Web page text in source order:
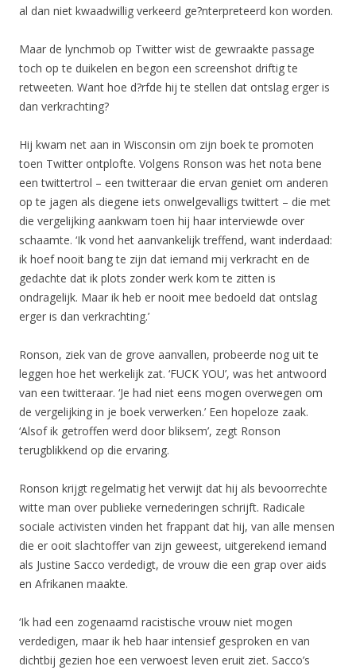
al dan niet kwaadwillig verkeerd ge?nterpreteerd kon worden.
Maar de lynchmob op Twitter wist de gewraakte passage
toch op te duikelen en begon een screenshot driftig te
retweeten. Want hoe d?rfde hij te stellen dat ontslag erger is
dan verkrachting?
Hij kwam net aan in Wisconsin om zijn boek te promoten
toen Twitter ontplofte. Volgens Ronson was het nota bene
een twittertrol – een twitteraar die ervan geniet om anderen
op te jagen als diegene iets onwelgevalligs twittert – die met
die vergelijking aankwam toen hij haar interviewde over
schaamte. ‘Ik vond het aanvankelijk treffend, want inderdaad:
ik hoef nooit bang te zijn dat iemand mij verkracht en de
gedachte dat ik plots zonder werk kom te zitten is
ondragelijk. Maar ik heb er nooit mee bedoeld dat ontslag
erger is dan verkrachting.’
Ronson, ziek van de grove aanvallen, probeerde nog uit te
leggen hoe het werkelijk zat. ‘FUCK YOU’, was het antwoord
van een twitteraar. ‘Je had niet eens mogen overwegen om
de vergelijking in je boek verwerken.’ Een hopeloze zaak.
‘Alsof ik getroffen werd door bliksem’, zegt Ronson
terugblikkend op die ervaring.
Ronson krijgt regelmatig het verwijt dat hij als bevoorrechte
witte man over publieke vernederingen schrijft. Radicale
sociale activisten vinden het frappant dat hij, van alle mensen
die er ooit slachtoffer van zijn geweest, uitgerekend iemand
als Justine Sacco verdedigt, de vrouw die een grap over aids
en Afrikanen maakte.
‘Ik had een zogenaamd racistische vrouw niet mogen
verdedigen, maar ik heb haar intensief gesproken en van
dichtbij gezien hoe een verwoest leven eruit ziet. Sacco’s